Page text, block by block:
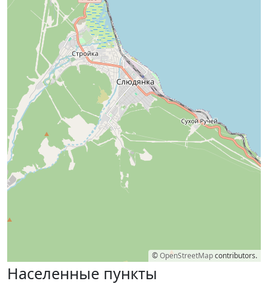
©OpenStreetMapcontributors.
Населенные пункты